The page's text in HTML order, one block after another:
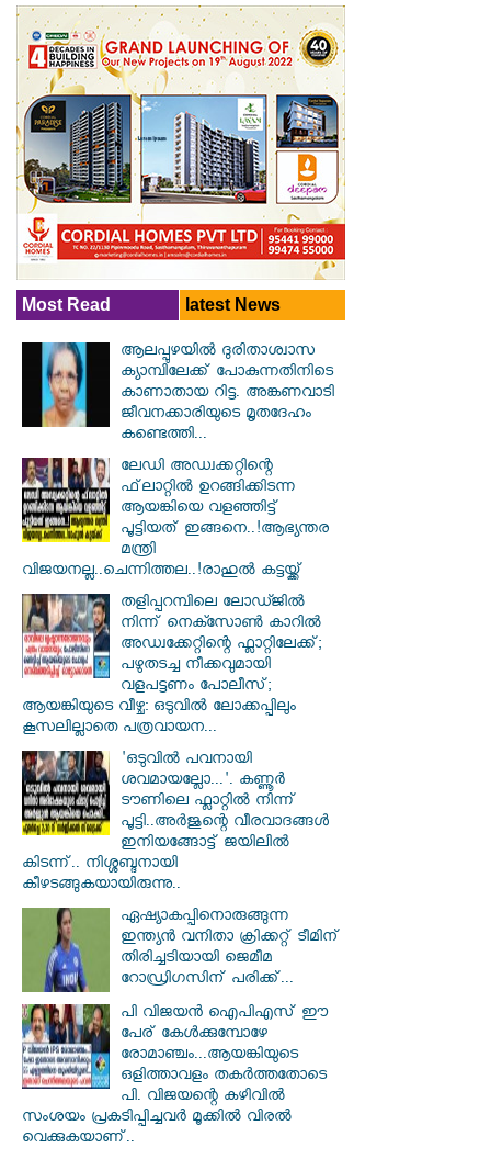
Most Read latest News
ആലപ്പുഴയിൽ ​ദുരിതാശ്വാസ
ക്യാമ്പിലേക്ക് പോകുന്നതിനിടെ
കാണാതായ റിട്ട. അങ്കണവാടി
ജീവനക്കാരിയുടെ മൃതദേഹം
കണ്ടെത്തി...
ലേഡി അഡ്വക്കറ്റിന്റെ
ഫ്‌ലാറ്റിൽ ഉറങ്ങിക്കിടന്ന
ആയങ്കിയെ വളഞ്ഞിട്ട്
പൂട്ടിയത് ഇങ്ങനെ..!ആഭ്യന്തര
മന്ത്രി
വിജയനല്ല..ചെന്നിത്തല..!രാഹുൽ കട്ടയ്ക്ക്
തളിപ്പറമ്പിലെ ലോഡ്ജിൽ
നിന്ന് നെക്സോൺ കാറിൽ
അഡ്വക്കേറ്റിന്റെ ഫ്ലാറ്റിലേക്ക്;
പഴുതടച്ച നീക്കവുമായി
വളപട്ടണം പോലീസ്;
ആയങ്കിയുടെ വീഴ്ച: ഒടുവിൽ ലോക്കപ്പിലും
കൂസലില്ലാതെ പത്രവായന...
'ഒടുവിൽ പവനായി
ശവമായല്ലോ...'. കണ്ണൂര്‍
ടൗണിലെ ഫ്ലാറ്റിൽ നിന്ന്
പൂട്ടി..അർജുന്റെ വീരവാദങ്ങൾ
ഇനിയങ്ങോട്ട് ജയിലിൽ
കിടന്ന്.. നിശ്ശബ്ദനായി
കീഴടങ്ങുകയായിരുന്നു..
ഏഷ്യാകപ്പിനൊരുങ്ങുന്ന
ഇന്ത്യൻ വനിതാ ക്രിക്കറ്റ് ടീമിന്
തിരിച്ചടിയായി ജെമീമ
റോഡ്രിഗസിന് പരിക്ക്...
പി വിജയന്‍ ഐപിഎസ് ഈ
പേര് കേൾക്കുമ്പോഴേ
രോമാഞ്ചം...ആയങ്കിയുടെ
ഒളിത്താവളം തകര്‍ത്തതോടെ
പി. വിജയന്റെ കഴിവില്‍
സംശയം പ്രകടിപ്പിച്ചവര്‍ മൂക്കില്‍ വിരല്‍
വെക്കുകയാണ്..